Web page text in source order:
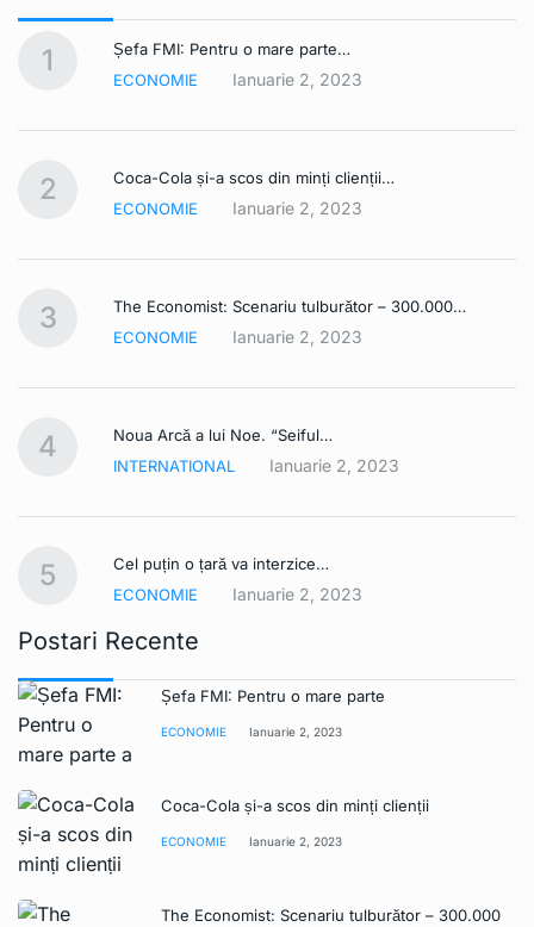
1
Șefa FMI: Pentru o mare parte…
ECONOMIE
Ianuarie 2, 2023
2
Coca-Cola și-a scos din minți clienții…
ECONOMIE
Ianuarie 2, 2023
3
The Economist: Scenariu tulburător – 300.000…
ECONOMIE
Ianuarie 2, 2023
4
Noua Arcă a lui Noe. “Seiful…
INTERNATIONAL
Ianuarie 2, 2023
5
Cel puțin o țară va interzice…
ECONOMIE
Ianuarie 2, 2023
Postari Recente
Șefa FMI: Pentru o mare parte
ECONOMIE Ianuarie 2, 2023
Coca-Cola și-a scos din minți clienții
ECONOMIE Ianuarie 2, 2023
The Economist: Scenariu tulburător – 300.000